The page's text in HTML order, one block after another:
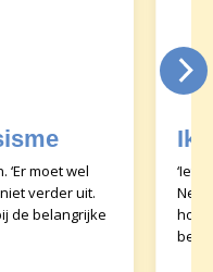
‘Er moet wel
verder uit.
de belangrijke
Ik